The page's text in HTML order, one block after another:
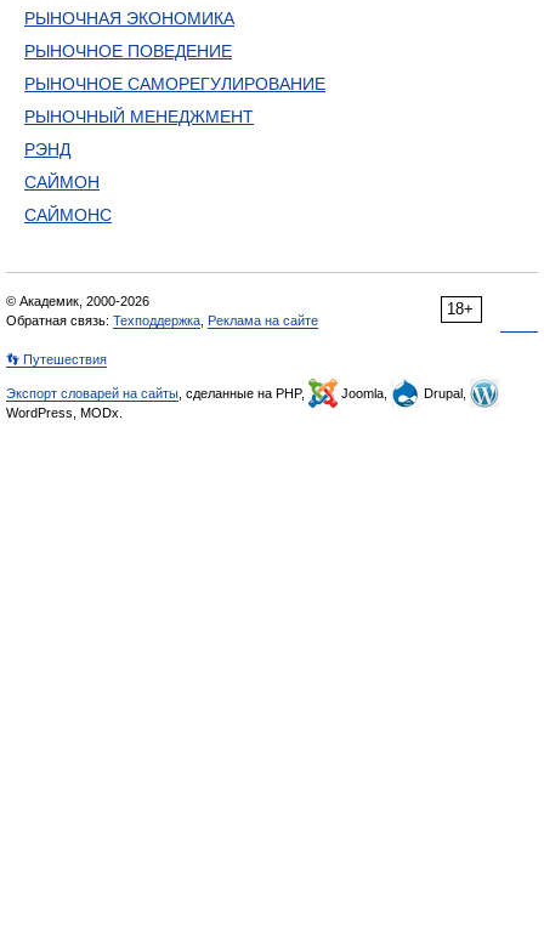
РЫНОЧНАЯ ЭКОНОМИКА
РЫНОЧНОЕ ПОВЕДЕНИЕ
РЫНОЧНОЕ САМОРЕГУЛИРОВАНИЕ
РЫНОЧНЫЙ МЕНЕДЖМЕНТ
РЭНД
САЙМОН
САЙМОНС
18+
© Академик, 2000-2026
Обратная связь: Техподдержка Реклама на сайте
👣 Путешествия
Экспорт словарей на сайты , сделанные на PHP, Joomla,
Drupal,
WordPress, MODx.